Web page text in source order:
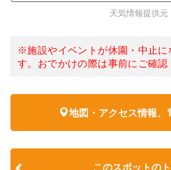
天気情報提供
※施設やイベントが休園・中止に
す。おでかけの際は事前にご確認
地図・アクセス情報、
このスポットの